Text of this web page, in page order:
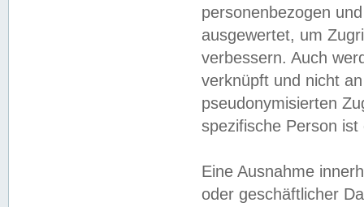
personenbezogen
ausgewertet, um
verbessern. Auch
verknüpft und nicht
pseudonymisierten
spezifische Person
Eine Ausnahme
oder geschäftlicher